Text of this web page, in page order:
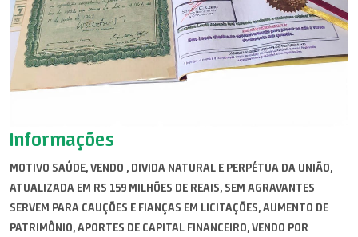
Informações
MOTIVO SAÚDE, VENDO , DIVIDA NATURAL E PERPÉTUA DA UNIÃO,
ATUALIZADA EM RS 159 MILHÕES DE REAIS, SEM AGRAVANTES
SERVEM PARA CAUÇÕES E FIANÇAS EM LICITAÇÕES, AUMENTO DE
PATRIMÔNIO, APORTES DE CAPITAL FINANCEIRO, VENDO POR